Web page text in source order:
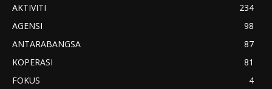
AKTIVITI
234
AGENSI
98
ANTARABANGSA
87
KOPERASI
81
FOKUS
4